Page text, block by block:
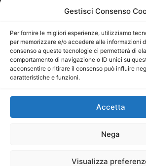
Gestisci Consenso
Per fornire le migliori esperienze, utilizziamo
per memorizzare e/o accedere alle informazioni
consenso a queste tecnologie ci permetterà di
comportamento di navigazione o ID unici su
acconsentire o ritirare il consenso può influire
caratteristiche e funzioni.
Accetta
Nega
Visualizza
29/09/2015
Direttore Editoriale: Maurizio
Direttore Responsabile:
P.IVA: 06334930820
Mercurio Comunicazione Società
iscritta al Registro degli Operatori di